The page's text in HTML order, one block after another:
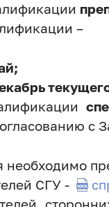
–
с
необходимо
СГУ -